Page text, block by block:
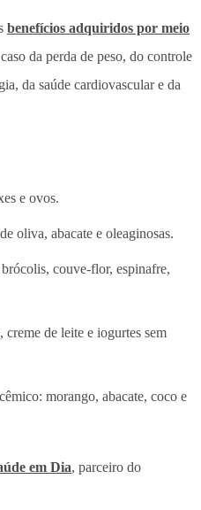
benefícios adquiridos por meio
da perda de peso, do controle
da saúde cardiovascular e da
e ovos.
oliva, abacate e oleaginosas.
couve-flor, espinafre,
de leite e iogurtes sem
morango, abacate, coco e
em Dia, parceiro do